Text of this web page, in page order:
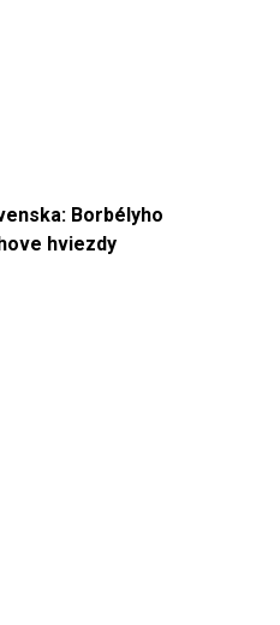
Borbélyho
hviezdy